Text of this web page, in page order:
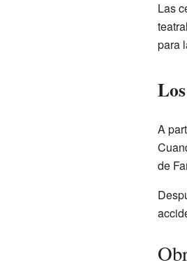
Las
para
A
de